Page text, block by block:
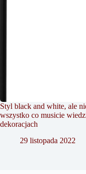
Styl black and white, ale
wszystko co musicie
dekoracjach
29 listopada 2022